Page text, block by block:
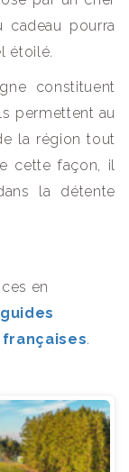
cadeau pourra
étoilé.
constituent
permettent au
la région tout
cette façon, il
la détente
en